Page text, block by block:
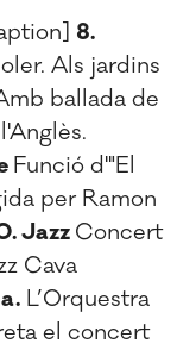
8.
Als jardins
ballada de
Funció d'"El
per Ramon
Jazz Concert
Cava
L’Orquestra
el concert